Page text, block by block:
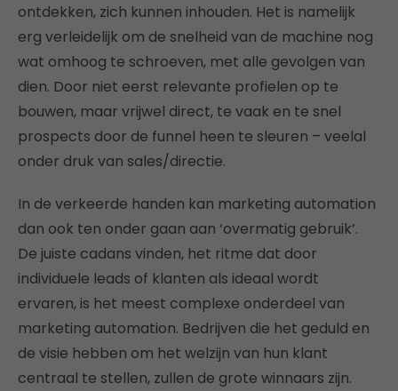
ontdekken, zich kunnen inhouden. Het is namelijk
erg verleidelijk om de snelheid van de machine nog
wat omhoog te schroeven, met alle gevolgen van
dien. Door niet eerst relevante profielen op te
bouwen, maar vrijwel direct, te vaak en te snel
prospects door de funnel heen te sleuren – veelal
onder druk van sales/directie.
In de verkeerde handen kan marketing automation
dan ook ten onder gaan aan ‘overmatig gebruik’.
De juiste cadans vinden, het ritme dat door
individuele leads of klanten als ideaal wordt
ervaren, is het meest complexe onderdeel van
marketing automation. Bedrijven die het geduld en
de visie hebben om het welzijn van hun klant
centraal te stellen, zullen de grote winnaars zijn.